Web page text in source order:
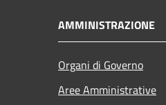
AMMINISTRAZIONE
Organi di Governo
Aree Amministrative